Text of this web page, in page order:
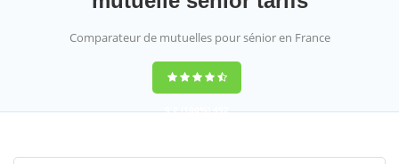
Comparateur de mutuelles pour sénior en France
9,2(100%)452